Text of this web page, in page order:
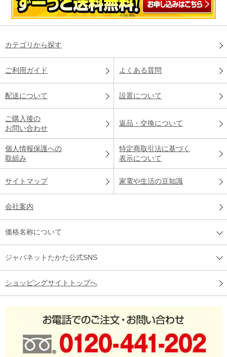
カテゴリから探す
ご利用ガイド よくある質問
配送について 設置について
ご購入後の
お問い合わせ
返品・交換について
個人情報保護への
取組み
特定商取引法に基づく
表示について
サイトマップ 家電や生活の豆知識
会社案内
価格名称について
ジャパネットたかた公式SNS
ショッピングサイトトップへ